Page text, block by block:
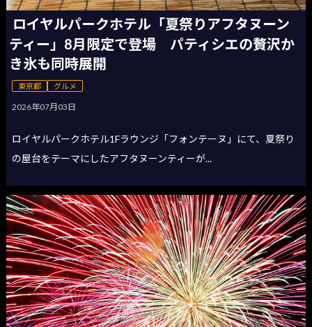
ロイヤルパークホテル「夏祭りアフタヌーン
ティー」8月限定で登場 パティシエの贅沢か
き氷も同時展開
東京都 グルメ
2026年07月03日
ロイヤルパークホテル1Fラウンジ「フォンテーヌ」にて、夏祭り
の屋台をテーマにしたアフタヌーンティーが...